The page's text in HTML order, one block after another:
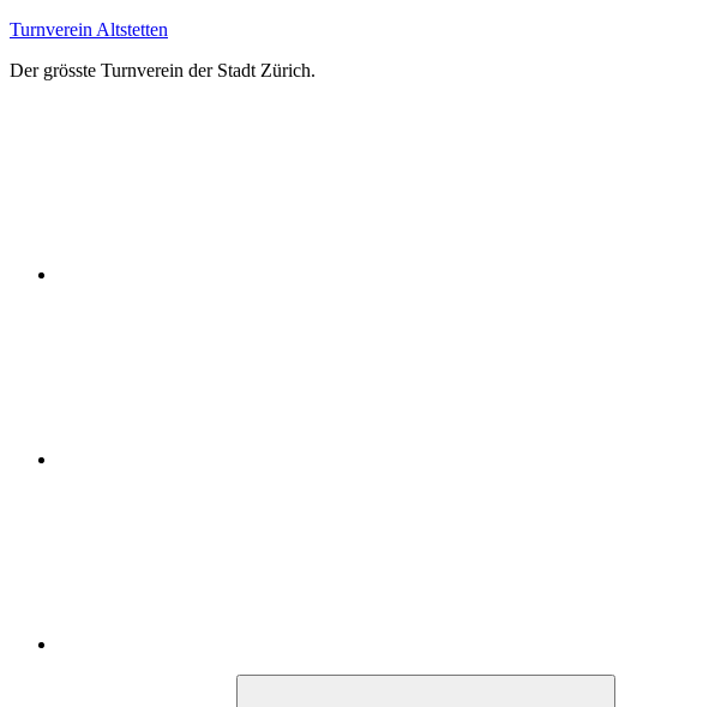
Zum
springen
Turnverein Altstetten
Der grösste Turnverein der Stadt Zürich.